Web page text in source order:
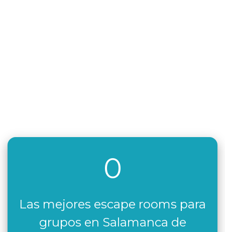
0
Las mejores escape rooms para
grupos en Salamanca de